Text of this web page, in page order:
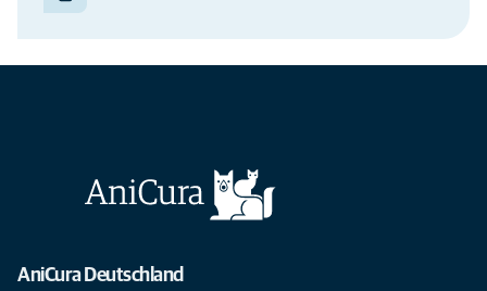
AniCura Deutschland